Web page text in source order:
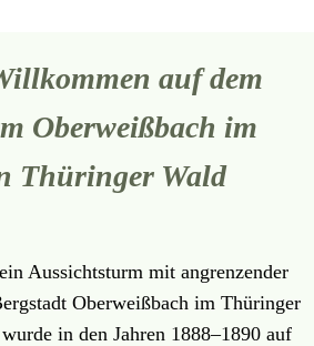
auf dem
Oberweißbach im
Thüringer Wald
Aussichtsturm mit angrenzender
Oberweißbach im Thüringer
in den Jahren 1888–1890 auf